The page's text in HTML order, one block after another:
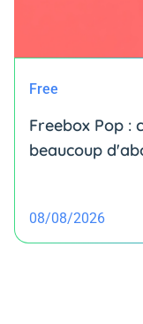
Free
Freebox Pop :
beaucoup
08/08/2026